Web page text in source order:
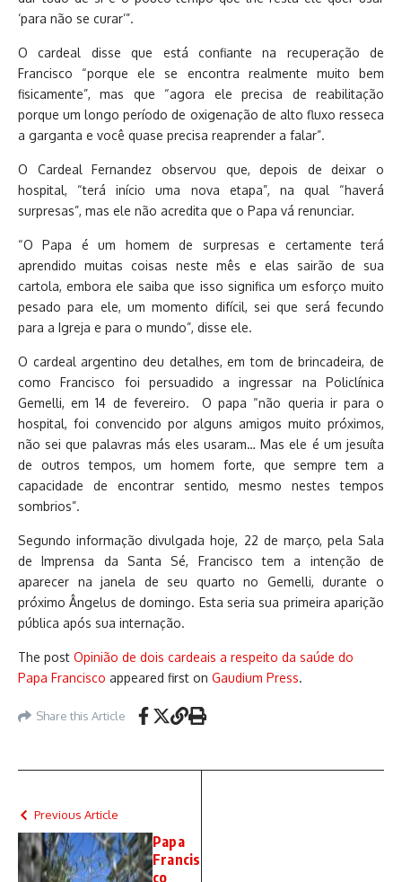
‘para não se curar’”.
O cardeal disse que está confiante na recuperação de
Francisco “porque ele se encontra realmente muito bem
fisicamente”, mas que “agora ele precisa de reabilitação
porque um longo período de oxigenação de alto fluxo resseca
a garganta e você quase precisa reaprender a falar”.
O Cardeal Fernandez observou que, depois de deixar o
hospital, “terá início uma nova etapa”, na qual “haverá
surpresas”, mas ele não acredita que o Papa vá renunciar.
“O Papa é um homem de surpresas e certamente terá
aprendido muitas coisas neste mês e elas sairão de sua
cartola, embora ele saiba que isso significa um esforço muito
pesado para ele, um momento difícil, sei que será fecundo
para a Igreja e para o mundo”, disse ele.
O cardeal argentino deu detalhes, em tom de brincadeira, de
como Francisco foi persuadido a ingressar na Policlínica
Gemelli, em 14 de fevereiro. O papa “não queria ir para o
hospital, foi convencido por alguns amigos muito próximos,
não sei que palavras más eles usaram… Mas ele é um jesuíta
de outros tempos, um homem forte, que sempre tem a
capacidade de encontrar sentido, mesmo nestes tempos
sombrios”.
Segundo informação divulgada hoje, 22 de março, pela Sala
de Imprensa da Santa Sé, Francisco tem a intenção de
aparecer na janela de seu quarto no Gemelli, durante o
próximo Ângelus de domingo. Esta seria sua primeira aparição
pública após sua internação.
The post Opinião de dois cardeais a respeito da saúde do
Papa Francisco appeared first on Gaudium Press.
Share this Article
Previous Article
Papa
Francis
co